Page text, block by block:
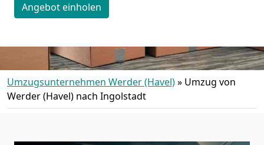
Angebot einholen
Umzugsunternehmen Werder (Havel)» Umzug von
Werder (Havel) nach Ingolstadt